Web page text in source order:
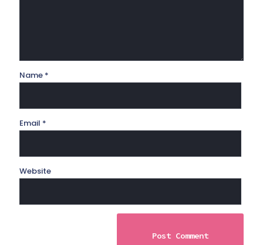
Name *
Email *
Website